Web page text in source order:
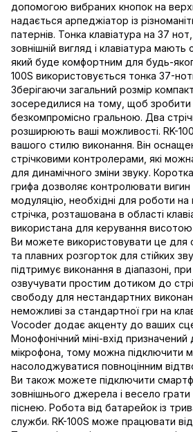
допомогою вибраних кнопок на
надається арпеджіатор із
патернів. Тонка клавіатура на 37 нот,
зовнішній вигляд і клавіатура мають
який буде комфортним для будь-
100S використовується тонка 37-
Зберігаючи загальний розмір
зосередилися на тому, щоб зробити
безкомпромісно гральною. Два
розширюють ваші можливості. RK-
вашого стилю виконання. Він
стрічковими контролерами, які
для динамічного зміни звуку.
грифа дозволяє контролювати вигин
модуляцію, необхідні для роботи на
стрічка, розташована в області
використана для керування
Ви можете використовувати це для
та плавних розгорток для стійких
підтримує виконання в діапазоні,
озвучувати простим дотиком до
свободу для нестандартних
неможливі за стандартної гри на
Vocoder додає акценту до ваших
Монофонічний міні-вхід
мікрофона, тому можна підключити
насолоджуватися повноцінним
Ви також можете підключити
зовнішнього джерела і весело
піснею. Робота від батарейок із
служби. RK-100S може працювати